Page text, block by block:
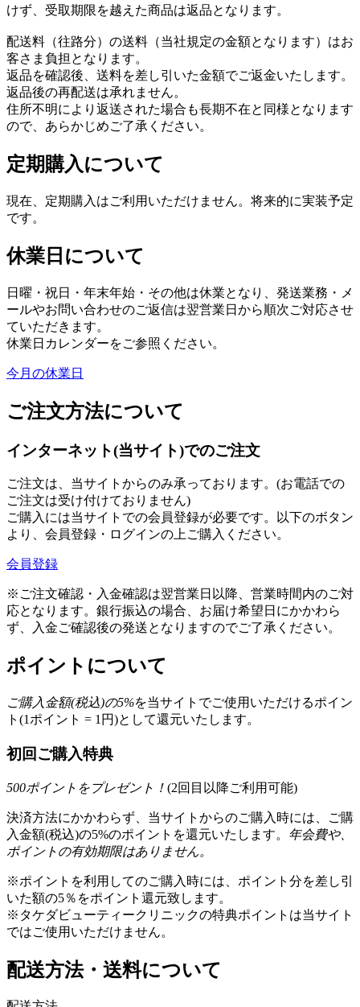
けず、受取期限を越えた商品は返品となります。
配送料（往路分）の送料（当社規定の金額となります）はお
客さま負担となります。
返品を確認後、送料を差し引いた金額でご返金いたします。
返品後の再配送は承れません。
住所不明により返送された場合も長期不在と同様となります
ので、あらかじめご了承ください。
定期購入について
現在、定期購入はご利用いただけません。将来的に実装予定
です。
休業日について
日曜・祝日・年末年始・その他は休業となり、発送業務・メ
ールやお問い合わせのご返信は翌営業日から順次ご対応させ
ていただきます。
休業日カレンダーをご参照ください。
今月の休業日
ご注文方法について
インターネット(当サイト)でのご注文
ご注文は、当サイトからのみ承っております。(お電話での
ご注文は受け付けておりません)
ご購入には当サイトでの会員登録が必要です。以下のボタン
より、会員登録・ログインの上ご購入ください。
会員登録
※ご注文確認・入金確認は翌営業日以降、営業時間内のご対
応となります。銀行振込の場合、お届け希望日にかかわら
ず、入金ご確認後の発送となりますのでご了承ください。
ポイントについて
ご購入金額(税込)の5%を当サイトでご使用いただけるポイン
ト(1ポイント = 1円)として還元いたします。
初回ご購入特典
500ポイントをプレゼント！ (2回目以降ご利用可能)
決済方法にかかわらず、当サイトからのご購入時には、ご購
入金額(税込)の5%のポイントを還元いたします。 年会費や、
ポイントの有効期限はありません。
※ポイントを利用してのご購入時には、ポイント分を差し引
いた額の5％をポイント還元致します。
※タケダビューティークリニックの特典ポイントは当サイト
ではご使用いただけません。
配送方法・送料について